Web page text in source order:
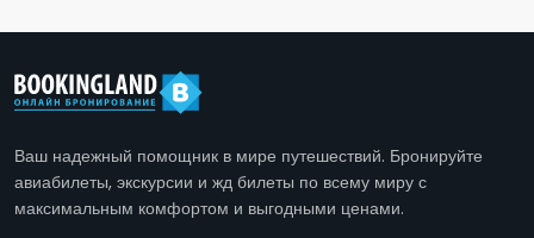
Ваш надежный помощник в мире путешествий. Бронируйте
авиабилеты, экскурсии и жд билеты по всему миру с
максимальным комфортом и выгодными ценами.